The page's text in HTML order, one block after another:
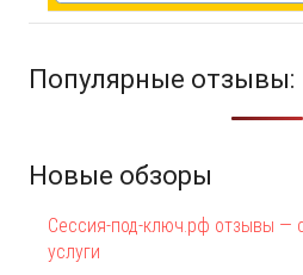
Популярные отзывы:
Новые обзоры
Сессия-под-ключ.рф отзывы —
услуги